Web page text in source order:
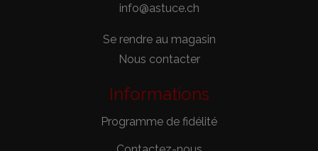
info@astuce.ch
Se rendre au magasin
Nous contacter
Informations
Programme de fidélité